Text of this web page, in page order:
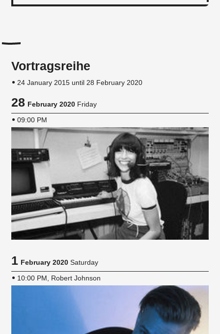
Vortragsreihe
24 January 2015 until 28 February 2020
28February 2020 Friday
09:00 PM
1February 2020 Saturday
10:00 PM, Robert Johnson